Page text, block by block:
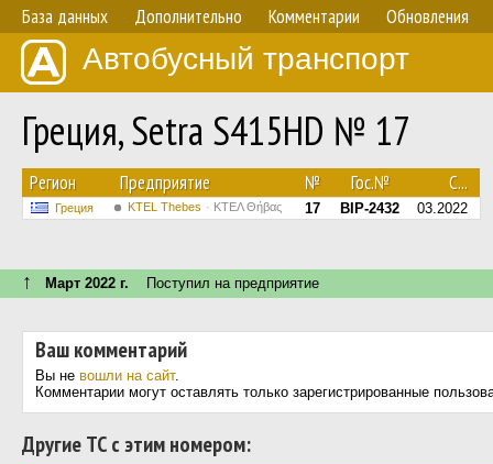
База данных Дополнительно Комментарии Обновления
Автобусный транспорт
Греция, Setra S415HD № 17
Регион Предприятие № Гос.№ С...
Греция KTEL Thebes ΚΤΕΛ Θήβας 17 BIP-2432 03.2022
↑ Март 2022 г. Поступил на предприятие
Ваш комментарий
Вы не вошли на сайт.
Комментарии могут оставлять только зарегистрированные
Другие ТС с этим номером: